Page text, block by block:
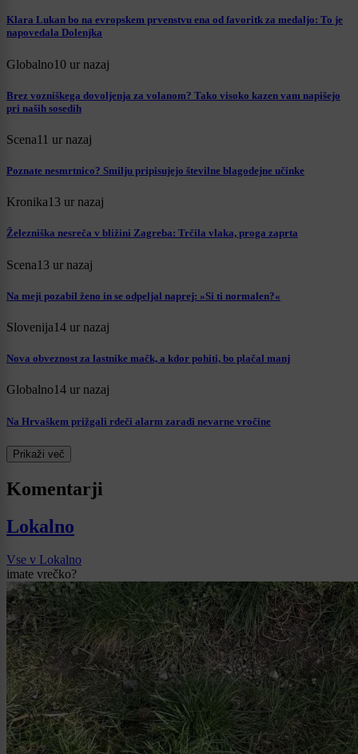
Klara Lukan bo na evropskem prvenstvu ena od favoritk za medaljo: To je
napovedala Dolenjka
Globalno10 ur nazaj
Brez vozniškega dovoljenja za volanom? Tako visoko kazen vam napišejo
pri naših sosedih
Scena11 ur nazaj
Poznate nesmrtnico? Smilju pripisujejo številne blagodejne učinke
Kronika13 ur nazaj
Železniška nesreča v bližini Zagreba: Trčila vlaka, proga zaprta
Scena13 ur nazaj
Na meji pozabil ženo in se odpeljal naprej: »Si ti normalen?«
Slovenija14 ur nazaj
Nova obveznost za lastnike mačk, a kdor pohiti, bo plačal manj
Globalno14 ur nazaj
Na Hrvaškem prižgali rdeči alarm zaradi nevarne vročine
Prikaži več
Komentarji
Lokalno
Vse v Lokalno
imate vrečko?